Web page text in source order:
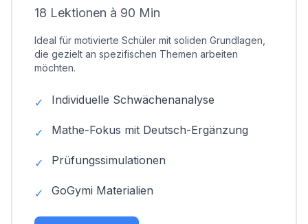
18 Lektionen à 90 Min
Ideal für motivierte Schüler mit soliden Grundlagen,
die gezielt an spezifischen Themen arbeiten
möchten.
✓ Individuelle Schwächenanalyse
✓ Mathe-Fokus mit Deutsch-Ergänzung
✓ Prüfungssimulationen
✓ GoGymi Materialien